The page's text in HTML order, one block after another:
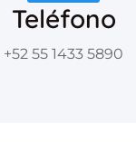
Teléfono
+52 55 1433 5890